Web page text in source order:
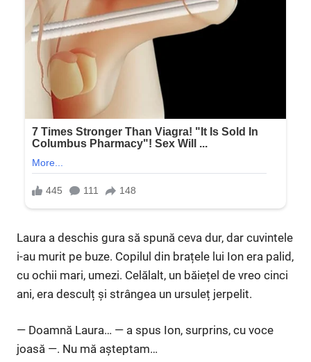
Laura a deschis gura să spună ceva dur, dar cuvintele
i-au murit pe buze. Copilul din brațele lui Ion era palid,
cu ochii mari, umezi. Celălalt, un băiețel de vreo cinci
ani, era desculț și strângea un ursuleț jerpelit.
— Doamnă Laura… — a spus Ion, surprins, cu voce
joasă —. Nu mă așteptam…